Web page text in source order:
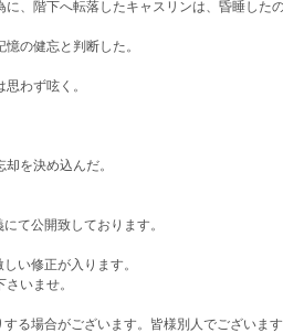
、階下へ転落したキャスリンは、昏睡したの
の健忘と判断した。
わず呟く。
を決め込んだ。
て公開致しております。
い修正が入ります。
いませ。
る場合がございます。皆様別人でございます